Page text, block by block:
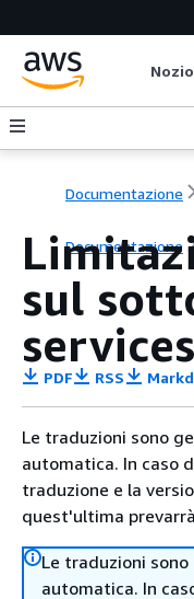
Documentazione
Documentazione
sul
services
PDF RSS
Le traduzioni sono
automatica. In caso
traduzione e la
quest'ultima
Le traduzioni
automatica. In